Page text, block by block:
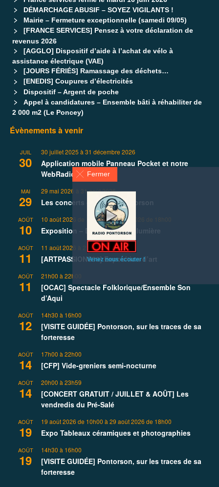
Fermer
Venez nous écouter !
DÉMARCHAGE ABUSIF – SOYEZ VIGILANTS !
Mairie – Fermeture exceptionnelle (samedi 09/05)
[FRANCE SERVICES] Pensez à votre déclaration de
revenus 2026
[AGGLO] Dispositif d’aide à l’achat de vélo à
assistance électrique (VAE)
[JOURS FÉRIÉS] Ramassage des déchets…
[ENEDIS] Coupures d’électricités
Dispositif – Argent de poche
Appel à candidatures – Ensemble bâti à réhabiliter de
2 000 m2 (Le Poncey)
Évènements à venir
JUIL
30
30 juillet 2025 à 31 décembre 2026
Application mobile Panneau Pocket et notre
WebRadio (gratuits) !
MAI
29
29 mai 2026 à 31 août 2026
Les concerts de l’été à Pontorson
AOÛT
10
10 août 2026 de 14h00à16 août 2026 de 18h00
Exposition – De l’ombre à la lumière
AOÛT
11
11 août 2026 à 21 août 2026
[ARTPASSIONS50] Exposition d’art
AOÛT
11
21h00 à 22h00
[OCAC] Spectacle Folklorique/Ensemble Son
d’Aqui
AOÛT
12
14h30 à 16h00
[VISITE GUIDÉE] Pontorson, sur les traces de sa
forteresse
AOÛT
14
17h00 à 22h00
[CFP] Vide-greniers semi-nocturne
AOÛT
14
20h00 à 23h59
[CONCERT GRATUIT / JUILLET & AOÛT] Les
vendredis du Pré-Salé
AOÛT
19
19 août 2026 de 10h00 à 29 août 2026 de 18h00
Expo Tableaux céramiques et photographies
AOÛT
19
14h30 à 16h00
[VISITE GUIDÉE] Pontorson, sur les traces de sa
forteresse